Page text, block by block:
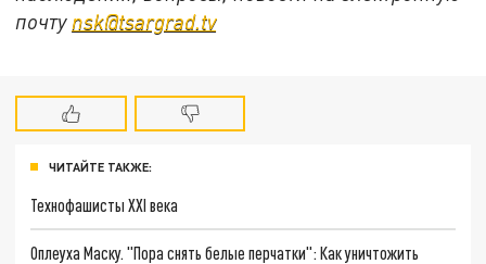
почту nsk@tsargrad.tv
ЧИТАЙТЕ ТАКЖЕ:
Технофашисты XXI века
Оплеуха Маску. "Пора снять белые перчатки": Как уничтожить